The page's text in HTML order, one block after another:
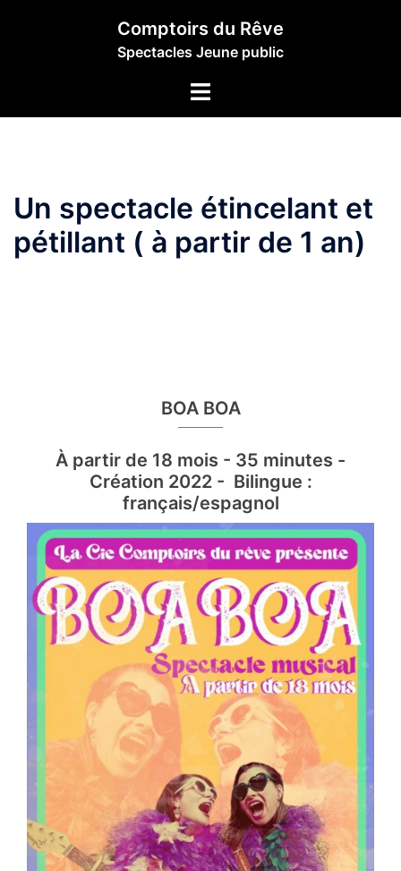
Comptoirs du Rêve
Spectacles Jeune public
Ouvrir/fermer
Un spectacle étincelant et
pétillant ( à partir de 1 an)
BOA BOA
À partir de 18 mois - 35 minutes -
Création 2022 - Bilingue :
français/espagnol